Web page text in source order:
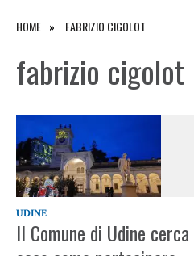
HOME FABRIZIO CIGOLOT
fabrizio cigolot
UDINE
Il Comune di Udine